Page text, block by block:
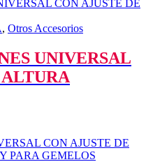
, Otros Accesorios
UNIVERSAL
CON AJUSTE DE
PARA GEMELOS